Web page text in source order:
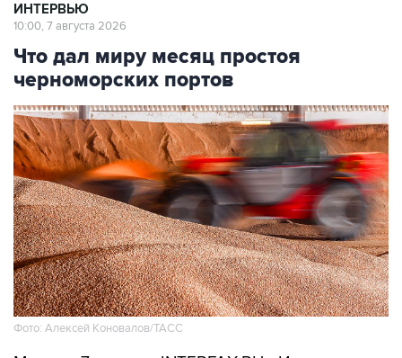
ИНТЕРВЬЮ
10:00, 7 августа 2026
Что дал миру месяц простоя
черноморских портов
Фото: Алексей Коновалов/ТАСС